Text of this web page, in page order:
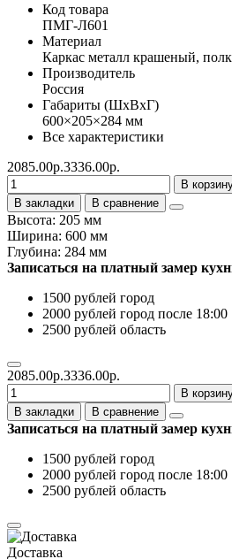
Код товара
ПМГ-Л601
Материал
Каркас металл крашеный,
Производитель
Россия
Габариты (ШхВхГ)
600×205×284 мм
Все характеристики
2085.00р.3336.00р.
В
В закладки
В сравнение
Высота: 205 мм
Ширина: 600 мм
Глубина: 284 мм
Записаться на платный замер
1500 рублей город
2000 рублей город после 18:00
2500 рублей область
2085.00р.3336.00р.
В
В закладки
В сравнение
Записаться на платный замер
1500 рублей город
2000 рублей город после 18:00
2500 рублей область
Доставка